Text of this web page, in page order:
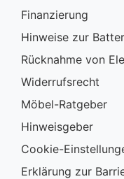
Finanzierung
Hinweise zur
Rücknahme von
Widerrufsrecht
Möbel-Ratgeber
Hinweisgeber
Cookie-
Erklärung zur